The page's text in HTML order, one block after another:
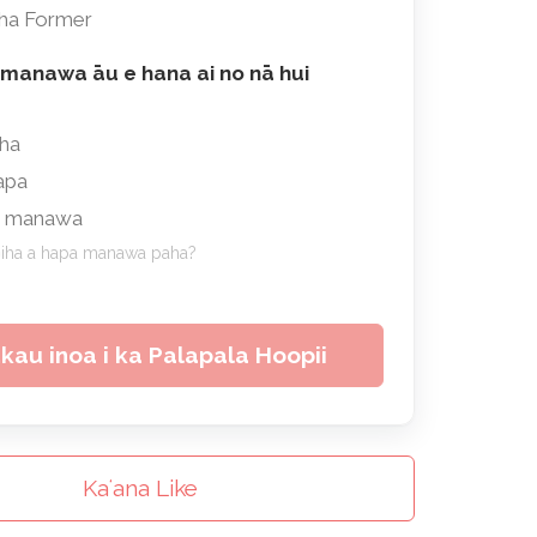
Former
manawa āu e hana ai no nā hui
a hapa manawa paha?
inoa i ka Palapala Hoopii
Kaʻana Like